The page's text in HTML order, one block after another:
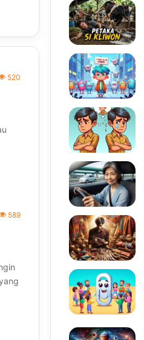
520
589